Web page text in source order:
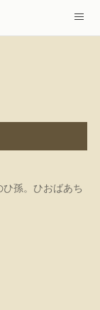
孫。ひおばあち